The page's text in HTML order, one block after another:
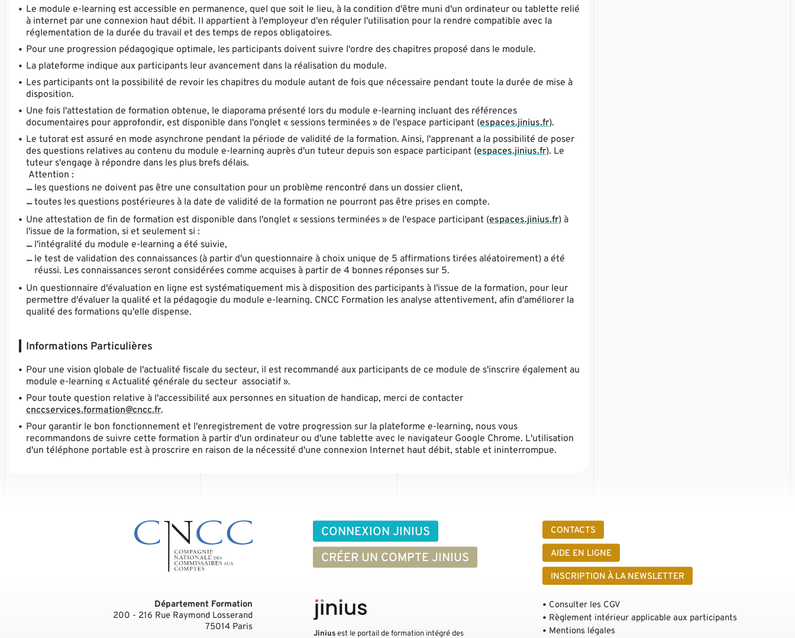
Le module e-learning est accessible en permanence, quel que soit le lieu, à la condition d'être muni d'un ordinateur ou tablette relié
à internet par une connexion haut débit. Il appartient à l'employeur d'en réguler l'utilisation pour la rendre compatible avec la
réglementation de la durée du travail et des temps de repos obligatoires.
Pour une progression pédagogique optimale, les participants doivent suivre l'ordre des chapitres proposé dans le module.
La plateforme indique aux participants leur avancement dans la réalisation du module.
Les participants ont la possibilité de revoir les chapitres du module autant de fois que nécessaire pendant toute la durée de mise à
disposition.
Une fois l'attestation de formation obtenue, le diaporama présenté lors du module e-learning incluant des références
documentaires pour approfondir, est disponible dans l'onglet « sessions terminées » de l'espace participant (espaces.jinius.fr).
Le tutorat est assuré en mode asynchrone pendant la période de validité de la formation. Ainsi, l'apprenant a la possibilité de poser
des questions relatives au contenu du module e-learning auprès d'un tuteur depuis son espace participant (espaces.jinius.fr). Le
tuteur s'engage à répondre dans les plus brefs délais.
Attention :
les questions ne doivent pas être une consultation pour un problème rencontré dans un dossier client,
toutes les questions postérieures à la date de validité de la formation ne pourront pas être prises en compte.
Une attestation de fin de formation est disponible dans l'onglet « sessions terminées » de l'espace participant (espaces.jinius.fr) à
l'issue de la formation, si et seulement si :
l'intégralité du module e-learning a été suivie,
le test de validation des connaissances (à partir d'un questionnaire à choix unique de 5 affirmations tirées aléatoirement) a été
réussi. Les connaissances seront considérées comme acquises à partir de 4 bonnes réponses sur 5.
Un questionnaire d'évaluation en ligne est systématiquement mis à disposition des participants à l'issue de la formation, pour leur
permettre d'évaluer la qualité et la pédagogie du module e-learning. CNCC Formation les analyse attentivement, afin d'améliorer la
qualité des formations qu'elle dispense.
Informations Particulières
Pour une vision globale de l'actualité fiscale du secteur, il est recommandé aux participants de ce module de s'inscrire également au
module e-learning « Actualité générale du secteur associatif ».
Pour toute question relative à l'accessibilité aux personnes en situation de handicap, merci de contacter
cnccservices.formation@cncc.fr.
Pour garantir le bon fonctionnement et l'enregistrement de votre progression sur la plateforme e-learning, nous vous
recommandons de suivre cette formation à partir d'un ordinateur ou d'une tablette avec le navigateur Google Chrome. L'utilisation
d'un téléphone portable est à proscrire en raison de la nécessité d'une connexion Internet haut débit, stable et ininterrompue.
CONNEXION JINIUS
CRÉER UN COMPTE JINIUS
CONTACTS
AIDE EN LIGNE
INSCRIPTION À LA NEWSLETTER
Département Formation
200 - 216 Rue Raymond Losserand
75014 Paris
Jiniusest le portail de formation intégré des
Consulter les CGV
Règlement intérieur applicable aux participants
Mentions légales